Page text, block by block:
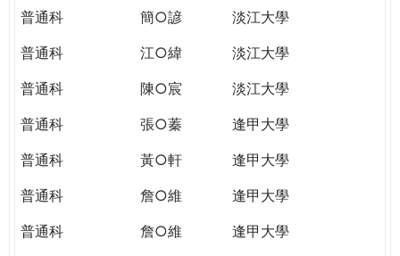
普通科
簡○諺
淡江大學
普通科
江○緯
淡江大學
普通科
陳○宸
淡江大學
普通科
張○蓁
逢甲大學
普通科
黃○軒
逢甲大學
普通科
詹○維
逢甲大學
普通科
詹○維
逢甲大學